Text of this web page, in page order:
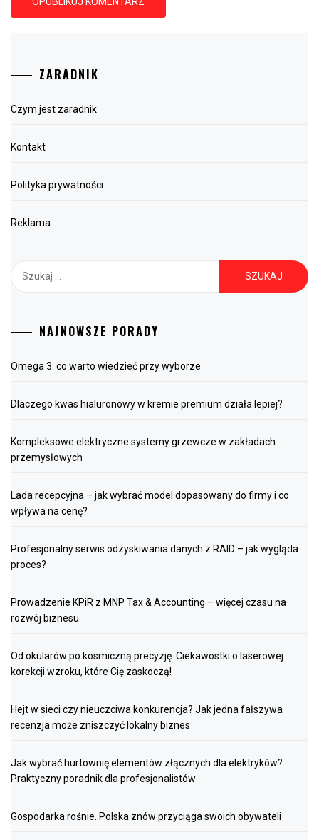
ZARADNIK
Czym jest zaradnik
Kontakt
Polityka prywatności
Reklama
NAJNOWSZE PORADY
Omega 3: co warto wiedzieć przy wyborze
Dlaczego kwas hialuronowy w kremie premium działa lepiej?
Kompleksowe elektryczne systemy grzewcze w zakładach
przemysłowych
Lada recepcyjna – jak wybrać model dopasowany do firmy i co
wpływa na cenę?
Profesjonalny serwis odzyskiwania danych z RAID – jak wygląda
proces?
Prowadzenie KPiR z MNP Tax & Accounting – więcej czasu na
rozwój biznesu
Od okularów po kosmiczną precyzję: Ciekawostki o laserowej
korekcji wzroku, które Cię zaskoczą!
Hejt w sieci czy nieuczciwa konkurencja? Jak jedna fałszywa
recenzja może zniszczyć lokalny biznes
Jak wybrać hurtownię elementów złącznych dla elektryków?
Praktyczny poradnik dla profesjonalistów
Gospodarka rośnie. Polska znów przyciąga swoich obywateli